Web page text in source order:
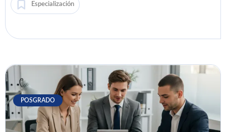
Especialización
POSGRADO